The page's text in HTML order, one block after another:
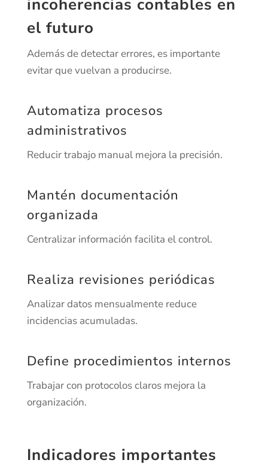
incoherencias contables en
el futuro
Además de detectar errores, es importante
evitar que vuelvan a producirse.
Automatiza procesos
administrativos
Reducir trabajo manual mejora la precisión.
Mantén documentación
organizada
Centralizar información facilita el control.
Realiza revisiones periódicas
Analizar datos mensualmente reduce
incidencias acumuladas.
Define procedimientos internos
Trabajar con protocolos claros mejora la
organización.
Indicadores importantes